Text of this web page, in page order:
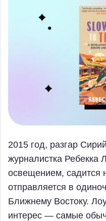
2015 год, разгар
журналистка Ребекка
освещением, садится
отправляется в
Ближнему Востоку.
интерес — самые